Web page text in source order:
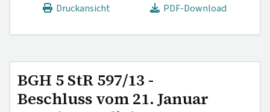
Druckansicht
PDF-Download
BGH 5 StR 597/13 -
Beschluss vom 21. Januar